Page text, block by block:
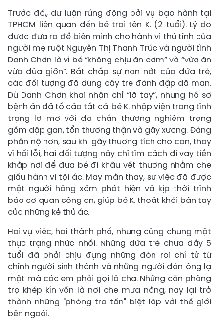
Trước đó,, dư luận rúng động bởi vụ bạo hành tại
TPHCM liên quan đến bé trai tên K. (2 tuổi). Lý do
được đưa ra để biện minh cho hành vi thú tính của
người mẹ ruột Nguyễn Thị Thanh Trúc và người tình
Danh Chơn là vì bé “không chịu ăn cơm” và “vừa ăn
vừa đùa giỡn”. Bất chấp sự non nớt của đứa trẻ,
các đối tượng đã dùng cây tre đánh đập dã man.
Dù Danh Chơn khai nhận chỉ “lỡ tay”, nhưng hồ sơ
bệnh án đã tố cáo tất cả: bé K. nhập viện trong tình
trạng lơ mơ với đa chấn thương nghiêm trọng
gồm dập gan, tổn thương thận và gãy xương. Đáng
phẫn nộ hơn, sau khi gây thương tích cho con, thay
vì hối lỗi, hai đối tượng này chỉ tìm cách đi vay tiền
khắp nơi để đưa bé đi khâu vết thương nhằm che
giấu hành vi tội ác. May mắn thay, sự việc đã được
một người hàng xóm phát hiện và kịp thời trình
báo cơ quan công an, giúp bé K. thoát khỏi bàn tay
của những kẻ thủ ác.
Hai vụ việc, hai thành phố, nhưng cùng chung một
thực trạng nhức nhối. Những đứa trẻ chưa đầy 5
tuổi đã phải chịu đựng những đòn roi chí tử từ
chính người sinh thành và những người đàn ông lạ
mặt mà các em phải gọi là cha. Những căn phòng
trọ khép kín vốn là nơi che mưa nắng, nay lại trở
thành những "phòng tra tấn" biệt lập với thế giới
bên ngoài.